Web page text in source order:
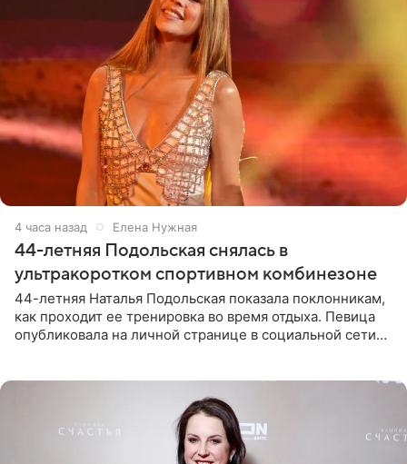
4 часа назад Елена Нужная
44-летняя Подольская снялась в
ультракоротком спортивном комбинезоне
44-летняя Наталья Подольская показала поклонникам,
как проходит ее тренировка во время отдыха. Певица
опубликовала на личной странице в социальной сети